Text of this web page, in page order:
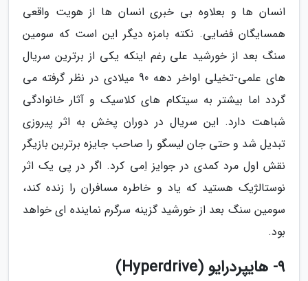
انسان ها و بعلاوه بی خبری انسان ها از هویت واقعی
همسایگان فضایی. نکته بامزه دیگر این است که سومین
سنگ بعد از خورشید علی رغم اینکه یکی از برترین سریال
های علمی-تخیلی اواخر دهه 90 میلادی در نظر گرفته می
گردد اما بیشتر به سیتکام های کلاسیک و آثار خانوادگی
شباهت دارد. این سریال در دوران پخش به اثر پیروزی
تبدیل شد و حتی جان لیسگو را صاحب جایزه برترین بازیگر
نقش اول مرد کمدی در جوایز اِمی کرد. اگر در پی یک اثر
نوستالژیک هستید که یاد و خاطره مسافران را زنده کند،
سومین سنگ بعد از خورشید گزینه سرگرم نماینده ای خواهد
بود.
9- هایپردرایو (Hyperdrive)